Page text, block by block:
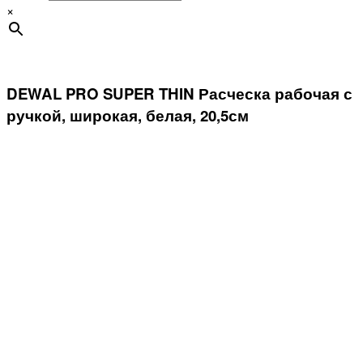
×
DEWAL PRO SUPER THIN Расческа рабочая с
ручкой, широкая, белая, 20,5см